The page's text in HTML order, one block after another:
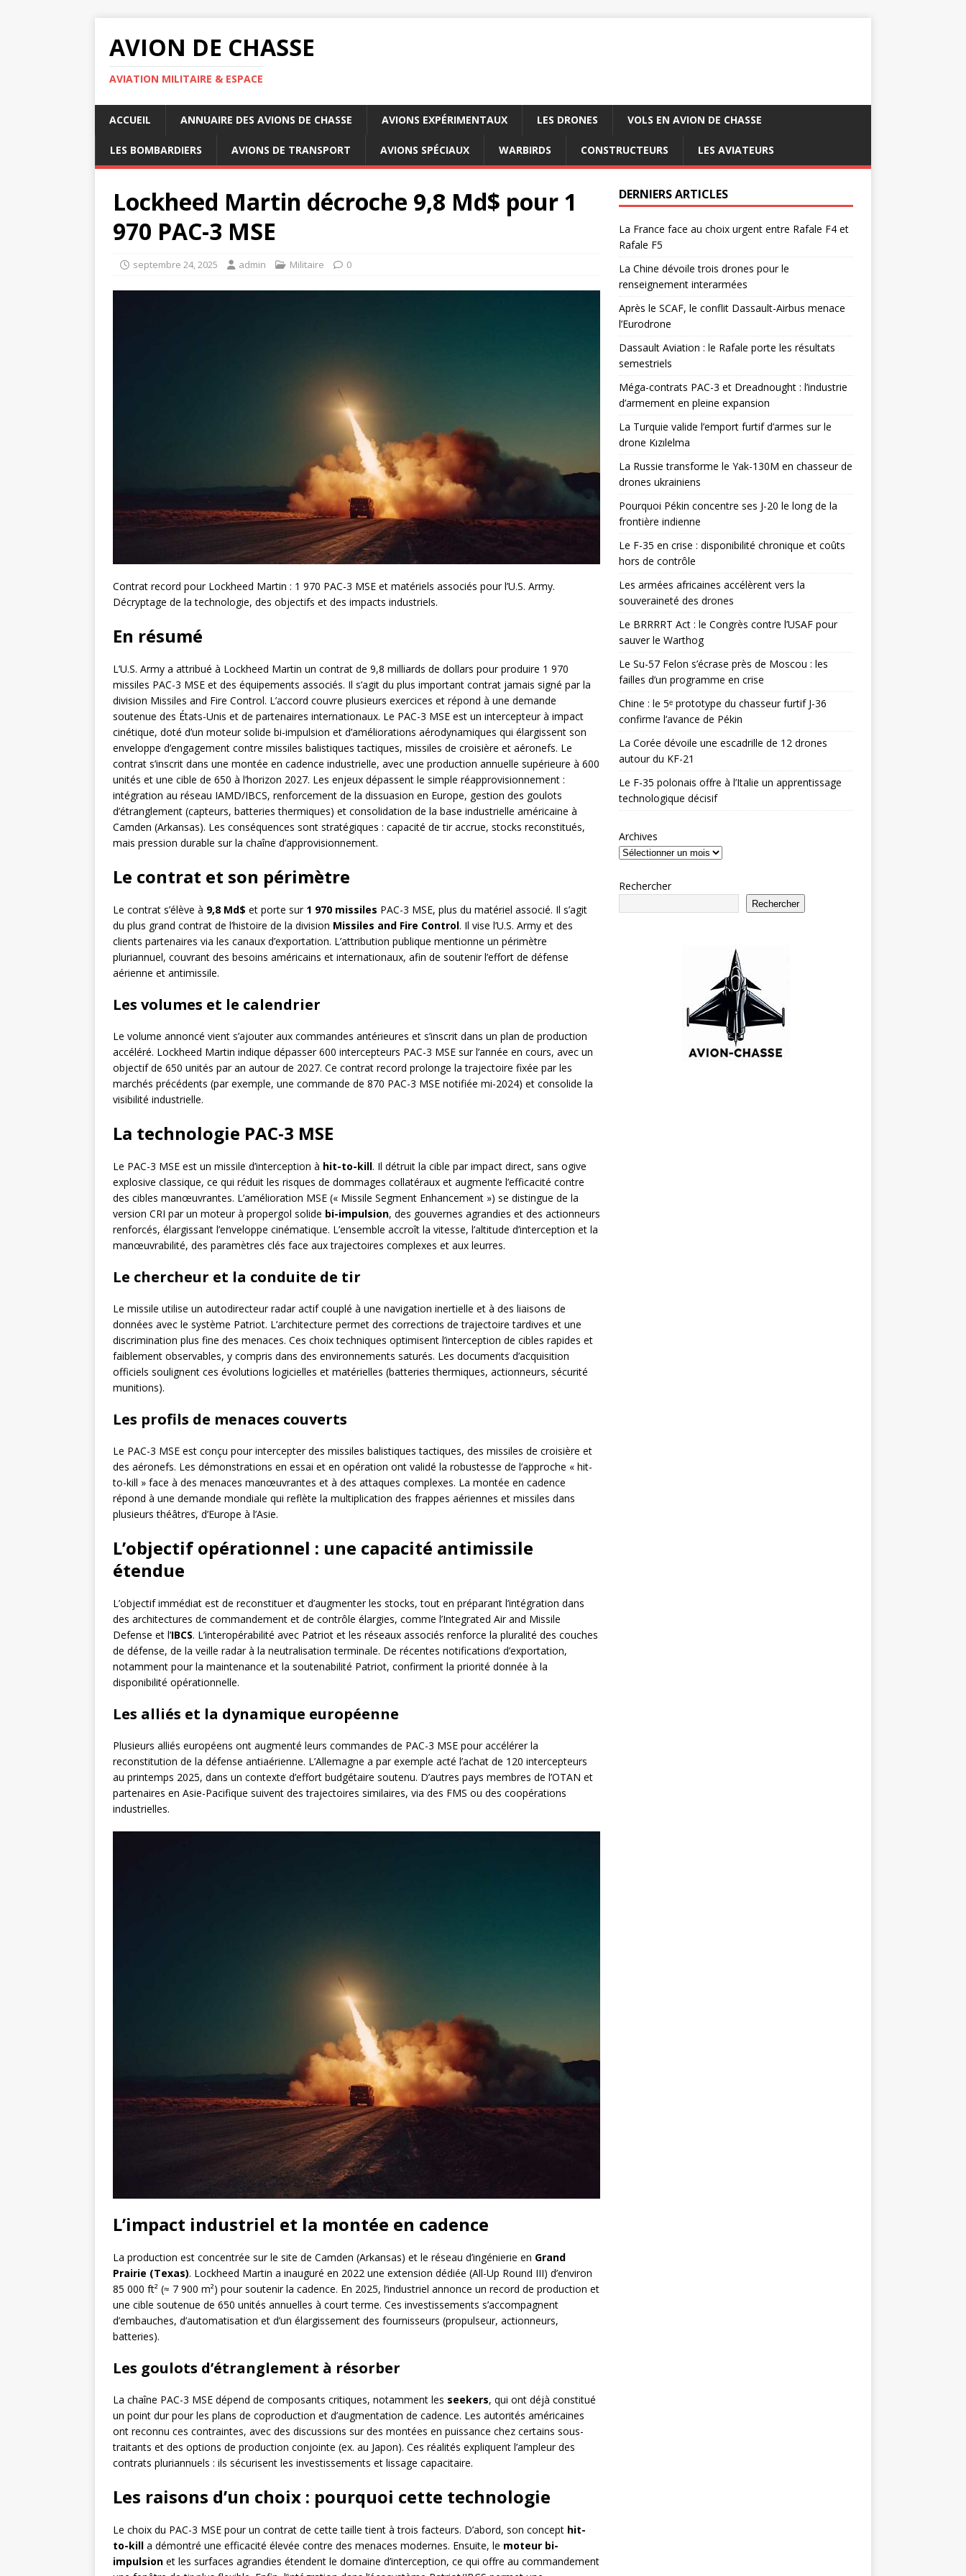
AVION DE CHASSE
AVIATION MILITAIRE & ESPACE
ACCUEIL ANNUAIRE DES AVIONS DE CHASSE AVIONS EXPÉRIMENTAUX LES DRONES VOLS EN AVION DE CHASSE
LES BOMBARDIERS AVIONS DE TRANSPORT AVIONS SPÉCIAUX WARBIRDS CONSTRUCTEURS LES AVIATEURS
Lockheed Martin décroche 9,8 Md$ pour 1
970 PAC-3 MSE
septembre 24, 2025 admin Militaire 0
Contrat record pour Lockheed Martin : 1 970 PAC-3 MSE et matériels associés pour l’U.S. Army.
Décryptage de la technologie, des objectifs et des impacts industriels.
En résumé
L’U.S. Army a attribué à Lockheed Martin un contrat de 9,8 milliards de dollars pour produire 1 970
missiles PAC-3 MSE et des équipements associés. Il s’agit du plus important contrat jamais signé par la
division Missiles and Fire Control. L’accord couvre plusieurs exercices et répond à une demande
soutenue des États-Unis et de partenaires internationaux. Le PAC-3 MSE est un intercepteur à impact
cinétique, doté d’un moteur solide bi-impulsion et d’améliorations aérodynamiques qui élargissent son
enveloppe d’engagement contre missiles balistiques tactiques, missiles de croisière et aéronefs. Le
contrat s’inscrit dans une montée en cadence industrielle, avec une production annuelle supérieure à 600
unités et une cible de 650 à l’horizon 2027. Les enjeux dépassent le simple réapprovisionnement :
intégration au réseau IAMD/IBCS, renforcement de la dissuasion en Europe, gestion des goulots
d’étranglement (capteurs, batteries thermiques) et consolidation de la base industrielle américaine à
Camden (Arkansas). Les conséquences sont stratégiques : capacité de tir accrue, stocks reconstitués,
mais pression durable sur la chaîne d’approvisionnement.
Le contrat et son périmètre
Le contrat s’élève à 9,8 Md$ et porte sur 1 970 missiles PAC-3 MSE, plus du matériel associé. Il s’agit
du plus grand contrat de l’histoire de la division Missiles and Fire Control. Il vise l’U.S. Army et des
clients partenaires via les canaux d’exportation. L’attribution publique mentionne un périmètre
pluriannuel, couvrant des besoins américains et internationaux, afin de soutenir l’effort de défense
aérienne et antimissile.
Les volumes et le calendrier
Le volume annoncé vient s’ajouter aux commandes antérieures et s’inscrit dans un plan de production
accéléré. Lockheed Martin indique dépasser 600 intercepteurs PAC-3 MSE sur l’année en cours, avec un
objectif de 650 unités par an autour de 2027. Ce contrat record prolonge la trajectoire fixée par les
marchés précédents (par exemple, une commande de 870 PAC-3 MSE notifiée mi-2024) et consolide la
visibilité industrielle.
La technologie PAC-3 MSE
Le PAC-3 MSE est un missile d’interception à hit-to-kill. Il détruit la cible par impact direct, sans ogive
explosive classique, ce qui réduit les risques de dommages collatéraux et augmente l’efficacité contre
des cibles manœuvrantes. L’amélioration MSE (« Missile Segment Enhancement ») se distingue de la
version CRI par un moteur à propergol solide bi-impulsion, des gouvernes agrandies et des actionneurs
renforcés, élargissant l’enveloppe cinématique. L’ensemble accroît la vitesse, l’altitude d’interception et la
manœuvrabilité, des paramètres clés face aux trajectoires complexes et aux leurres.
Le chercheur et la conduite de tir
Le missile utilise un autodirecteur radar actif couplé à une navigation inertielle et à des liaisons de
données avec le système Patriot. L’architecture permet des corrections de trajectoire tardives et une
discrimination plus fine des menaces. Ces choix techniques optimisent l’interception de cibles rapides et
faiblement observables, y compris dans des environnements saturés. Les documents d’acquisition
officiels soulignent ces évolutions logicielles et matérielles (batteries thermiques, actionneurs, sécurité
munitions).
Les profils de menaces couverts
Le PAC-3 MSE est conçu pour intercepter des missiles balistiques tactiques, des missiles de croisière et
des aéronefs. Les démonstrations en essai et en opération ont validé la robustesse de l’approche « hit-
to-kill » face à des menaces manœuvrantes et à des attaques complexes. La montée en cadence
répond à une demande mondiale qui reflète la multiplication des frappes aériennes et missiles dans
plusieurs théâtres, d’Europe à l’Asie.
L’objectif opérationnel : une capacité antimissile
étendue
L’objectif immédiat est de reconstituer et d’augmenter les stocks, tout en préparant l’intégration dans
des architectures de commandement et de contrôle élargies, comme l’Integrated Air and Missile
Defense et l’IBCS. L’interopérabilité avec Patriot et les réseaux associés renforce la pluralité des couches
de défense, de la veille radar à la neutralisation terminale. De récentes notifications d’exportation,
notamment pour la maintenance et la soutenabilité Patriot, confirment la priorité donnée à la
disponibilité opérationnelle.
Les alliés et la dynamique européenne
Plusieurs alliés européens ont augmenté leurs commandes de PAC-3 MSE pour accélérer la
reconstitution de la défense antiaérienne. L’Allemagne a par exemple acté l’achat de 120 intercepteurs
au printemps 2025, dans un contexte d’effort budgétaire soutenu. D’autres pays membres de l’OTAN et
partenaires en Asie-Pacifique suivent des trajectoires similaires, via des FMS ou des coopérations
industrielles.
L’impact industriel et la montée en cadence
La production est concentrée sur le site de Camden (Arkansas) et le réseau d’ingénierie en Grand
Prairie (Texas). Lockheed Martin a inauguré en 2022 une extension dédiée (All-Up Round III) d’environ
85 000 ft² (≈ 7 900 m²) pour soutenir la cadence. En 2025, l’industriel annonce un record de production et
une cible soutenue de 650 unités annuelles à court terme. Ces investissements s’accompagnent
d’embauches, d’automatisation et d’un élargissement des fournisseurs (propulseur, actionneurs,
batteries).
Les goulots d’étranglement à résorber
La chaîne PAC-3 MSE dépend de composants critiques, notamment les seekers, qui ont déjà constitué
un point dur pour les plans de coproduction et d’augmentation de cadence. Les autorités américaines
ont reconnu ces contraintes, avec des discussions sur des montées en puissance chez certains sous-
traitants et des options de production conjointe (ex. au Japon). Ces réalités expliquent l’ampleur des
contrats pluriannuels : ils sécurisent les investissements et lissage capacitaire.
Les raisons d’un choix : pourquoi cette technologie
Le choix du PAC-3 MSE pour un contrat de cette taille tient à trois facteurs. D’abord, son concept hit-
to-kill a démontré une efficacité élevée contre des menaces modernes. Ensuite, le moteur bi-
impulsion et les surfaces agrandies étendent le domaine d’interception, ce qui offre au commandement
DERNIERS ARTICLES
La France face au choix urgent entre Rafale F4 et
Rafale F5
La Chine dévoile trois drones pour le
renseignement interarmées
Après le SCAF, le conflit Dassault-Airbus menace
l’Eurodrone
Dassault Aviation : le Rafale porte les résultats
semestriels
Méga-contrats PAC-3 et Dreadnought : l’industrie
d’armement en pleine expansion
La Turquie valide l’emport furtif d’armes sur le
drone Kızılelma
La Russie transforme le Yak-130M en chasseur de
drones ukrainiens
Pourquoi Pékin concentre ses J-20 le long de la
frontière indienne
Le F-35 en crise : disponibilité chronique et coûts
hors de contrôle
Les armées africaines accélèrent vers la
souveraineté des drones
Le BRRRRT Act : le Congrès contre l’USAF pour
sauver le Warthog
Le Su-57 Felon s’écrase près de Moscou : les
failles d’un programme en crise
Chine : le 5ᵉ prototype du chasseur furtif J-36
confirme l’avance de Pékin
La Corée dévoile une escadrille de 12 drones
autour du KF-21
Le F-35 polonais offre à l’Italie un apprentissage
technologique décisif
Archives
Rechercher
Rechercher